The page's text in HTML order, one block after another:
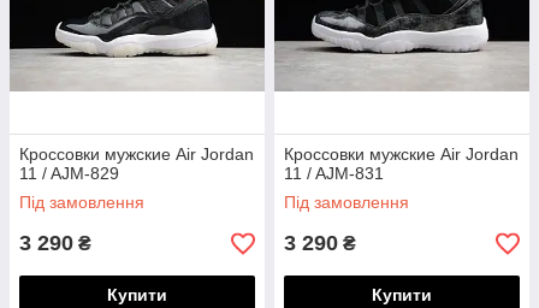
Кроссовки мужские Air Jordan
11 / AJM-829
Під замовлення
3 290 ₴
Купити
Кроссовки мужские Air Jordan
11 / AJM-831
Під замовлення
3 290 ₴
Купити